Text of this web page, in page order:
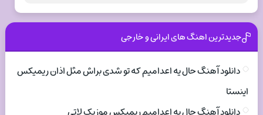
جدیدترین اهنگ های ایرانی و خارجی
دانلود آهنگ حال یه اعدامیم که تو شدی براش مثل اذان ریمیکس
اینستا